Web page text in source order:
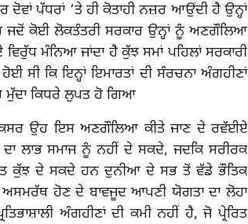
ਪੱਧਰਾਂ ‘ਤੇ ਹੀ ਕੋਤਾਹੀ ਨਜ਼ਰ ਆਉਂਦੀ ਹੈ ਉਨ੍ਹਾਂ
ਜਦੋਂ ਕੋਈ ਲੋਕਤੰਤਰੀ ਸਰਕਾਰ ਉਨ੍ਹਾਂ ਨੂੰ ਅਣਗੌਲਿਆ
ਮੰਨਿਆ ਜਾਂਦਾ ਹੈ ਕੁੱਝ ਸਮਾਂ ਪਹਿਲਾਂ ਸਰਕਾਰੀ
ਸੀ ਕਿ ਇਨ੍ਹਾਂ ਇਮਾਰਤਾਂ ਦੀ ਸੰਰਚਨਾ ਅੰਗਹੀਣਾਂ
ਮੁੱਦਾ ਕਿਧਰੇ ਲੁਪਤ ਹੋ ਗਿਆ
ਉਹ ਇਸ ਅਣਗੌਲਿਆ ਕੀਤੇ ਜਾਣ ਦੇ ਰਵੱਈਏ
ਲਾਭ ਸਮਾਜ ਨੂੰ ਨਹੀਂ ਦੇ ਸਕਦੇ, ਜਦਕਿ ਸਰੀਰਕ
ਕੁੱਝ ਦੇ ਸਕਦੇ ਹਨ ਦੁਨੀਆ ਦੇ ਸਭ ਤੋਂ ਵੱਡੇ ਭੌਤਿਕ
ਹੋਣ ਦੇ ਬਾਵਜੂਦ ਆਪਣੀ ਯੋਗਤਾ ਦਾ ਲੋਹਾ
ਅੰਗਹੀਣਾਂ ਦੀ ਕਮੀ ਨਹੀਂ ਹੈ, ਜੋ ਪ੍ਰੇਰਿਤ